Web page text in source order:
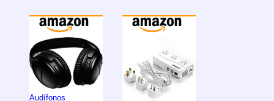
Audífonos